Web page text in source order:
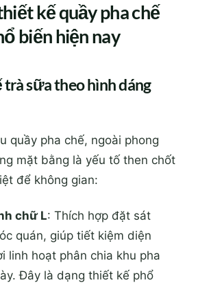
kế quầy pha chế
biến hiện nay
trà sữa theo hình dáng
quầy pha chế, ngoài phong
mặt bằng là yếu tố then chốt
để không gian:
chữ L: Thích hợp đặt sát
quán, giúp tiết kiệm diện
linh hoạt phân chia khu pha
Đây là dạng thiết kế phổ